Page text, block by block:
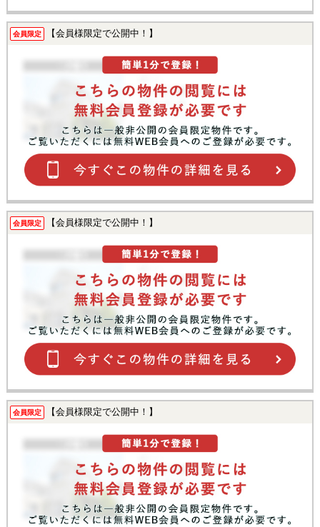
会員限定 【会員様限定で公開中！】
会員限定 【会員様限定で公開中！】
会員限定 【会員様限定で公開中！】